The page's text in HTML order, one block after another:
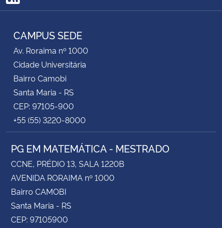
RSS
CAMPUS SEDE
Av. Roraima nº 1000
Cidade Universitária
Bairro Camobi
Santa Maria - RS
CEP: 97105-900
+55 (55) 3220-8000
PG EM MATEMÁTICA - MESTRADO
CCNE, PRÉDIO 13, SALA 1220B
AVENIDA RORAIMA nº 1000
Bairro CAMOBI
Santa Maria - RS
CEP: 97105900